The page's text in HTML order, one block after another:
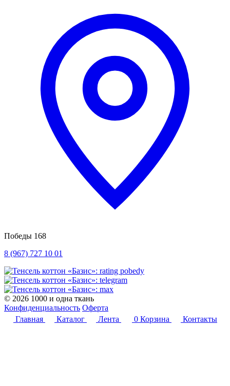
Победы 168
8 (967) 727 10 01
© 2026 1000 и одна ткань
Конфиденциальность Оферта
Главная
Каталог Лента 0 Корзина Контакты